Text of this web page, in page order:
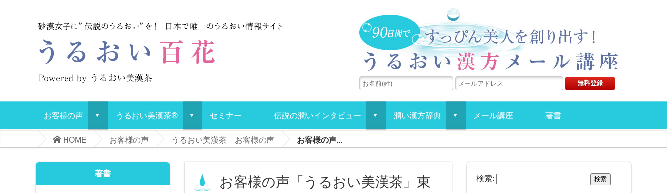
お客様の声 d うるおい美漢茶® d セミナー 伝説の潤いインタビュー d 潤い漢方辞典 d メール講座 著書
HOME お客様の声 うるおい美漢茶 お客様の声 お客様の声...
お客様の声「うるおい美漢茶」東
著書
検索: